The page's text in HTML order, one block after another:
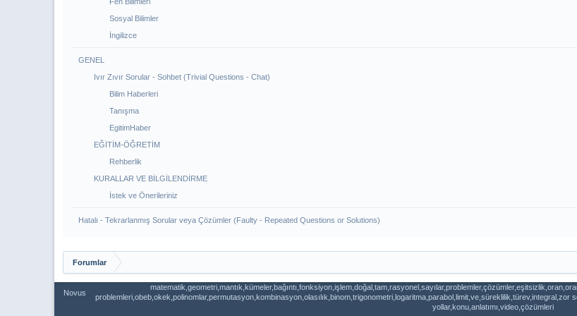
Sosyal Bilimler
İngilizce
GENEL
Ivır Zıvır Sorular - Sohbet (Trivial Questions - Chat)
Bilim Haberleri
Tanışma
EgitimHaber
EĞİTİM-ÖĞRETİM
Rehberlik
KURALLAR VE BİLGİLENDİRME
İstek ve Önerileriniz
Hatalı - Tekrarlanmış Sorular veya Çözümler (Faulty - Repeated Questions or Solutions)
Forumlar
Novus
yollar,konu,anlatımı,video,çözümleri